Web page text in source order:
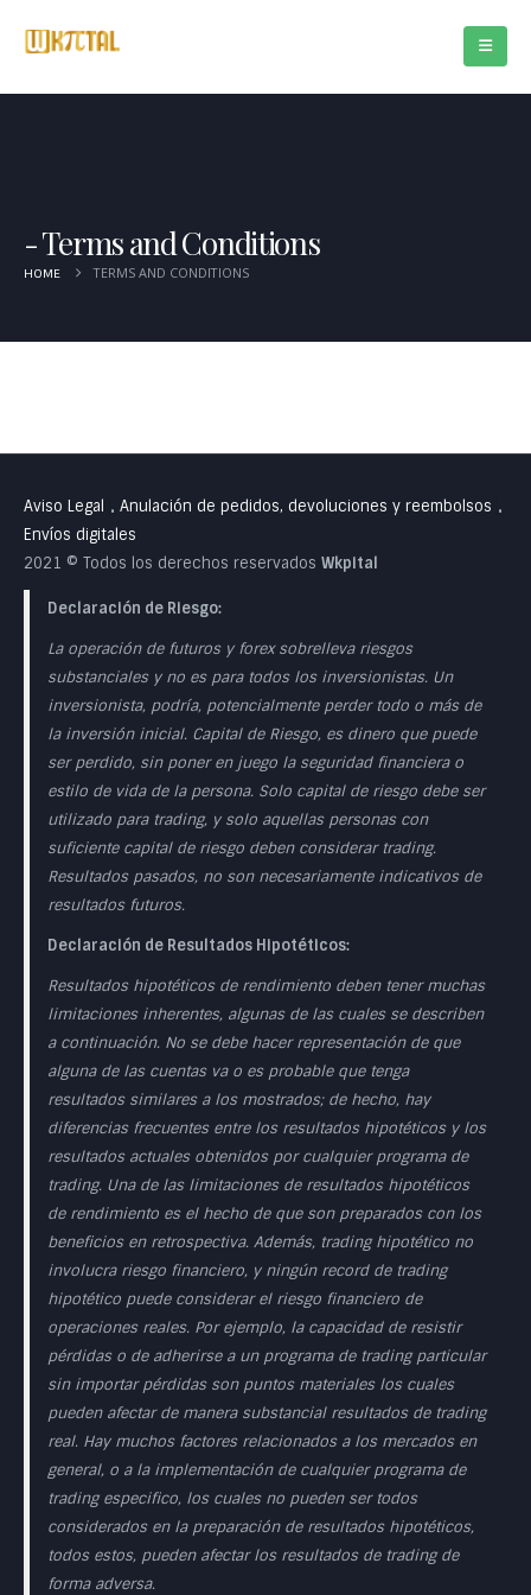
Terms and Conditions
HOME TERMS AND CONDITIONS
Aviso Legal • Anulación de pedidos, devoluciones y reembolsos •
Envíos digitales
2021 © Todos los derechos reservados Wkpital
Declaración de Riesgo:
La operación de futuros y forex sobrelleva riesgos
substanciales y no es para todos los inversionistas. Un
inversionista, podría, potencialmente perder todo o más de
la inversión inicial. Capital de Riesgo, es dinero que puede
ser perdido, sin poner en juego la seguridad financiera o
estilo de vida de la persona. Solo capital de riesgo debe ser
utilizado para trading, y solo aquellas personas con
suficiente capital de riesgo deben considerar trading.
Resultados pasados, no son necesariamente indicativos de
resultados futuros.
Declaración de Resultados Hipotéticos:
Resultados hipotéticos de rendimiento deben tener muchas
limitaciones inherentes, algunas de las cuales se describen
a continuación. No se debe hacer representación de que
alguna de las cuentas va o es probable que tenga
resultados similares a los mostrados; de hecho, hay
diferencias frecuentes entre los resultados hipotéticos y los
resultados actuales obtenidos por cualquier programa de
trading. Una de las limitaciones de resultados hipotéticos
de rendimiento es el hecho de que son preparados con los
beneficios en retrospectiva. Además, trading hipotético no
involucra riesgo financiero, y ningún record de trading
hipotético puede considerar el riesgo financiero de
operaciones reales. Por ejemplo, la capacidad de resistir
pérdidas o de adherirse a un programa de trading particular
sin importar pérdidas son puntos materiales los cuales
pueden afectar de manera substancial resultados de trading
real. Hay muchos factores relacionados a los mercados en
general, o a la implementación de cualquier programa de
trading especifico, los cuales no pueden ser todos
considerados en la preparación de resultados hipotéticos,
todos estos, pueden afectar los resultados de trading de
forma adversa.